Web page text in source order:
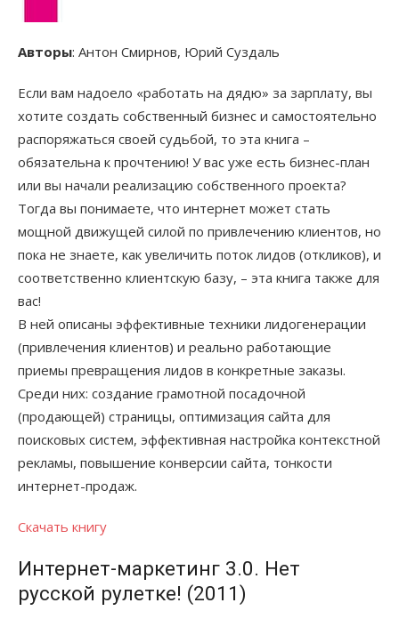
Авторы: Антон Смирнов, Юрий Суздаль
Если вам надоело «работать на дядю» за зарплату, вы
хотите создать собственный бизнес и самостоятельно
распоряжаться своей судьбой, то эта книга –
обязательна к прочтению! У вас уже есть бизнес-план
или вы начали реализацию собственного проекта?
Тогда вы понимаете, что интернет может стать
мощной движущей силой по привлечению клиентов, но
пока не знаете, как увеличить поток лидов (откликов), и
соответственно клиентскую базу, – эта книга также для
вас!
В ней описаны эффективные техники лидогенерации
(привлечения клиентов) и реально работающие
приемы превращения лидов в конкретные заказы.
Среди них: создание грамотной посадочной
(продающей) страницы, оптимизация сайта для
поисковых систем, эффективная настройка контекстной
рекламы, повышение конверсии сайта, тонкости
интернет-продаж.
Скачать книгу
Интернет-маркетинг 3.0. Нет
русской рулетке! (2011)